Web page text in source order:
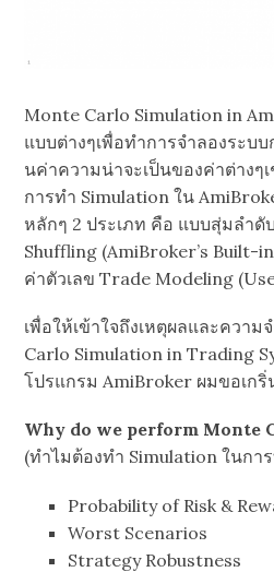
Monte Carlo Simulation in
แบบต่างๆเพื่อทำการจำลองระบ
นค่าความน่าจะเป็นของค่าต่างๆ
การทำ Simulation ใน
หลักๆ 2 ประเภท คือ แบบสุ่มลำดั
Shuffling (AmiBroker’s Built-
ค่าตัวเลข Trade Modeling
เพื่อให้เข้าใจถึงเหตุผลและควา
Carlo Simulation in Trading
โปรแกรม AmiBroker ผมขอเก
Why do we perform Monte
(ทำไมต้องทำ Simulation ในกา
Probability of Risk &
Worst Scenarios
Strategy Robustness